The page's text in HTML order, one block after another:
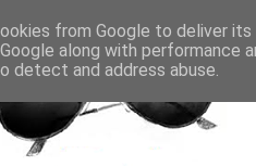
from Google to deliver
along with performance
detect and address abuse.